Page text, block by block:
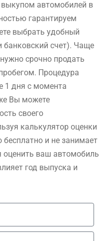
автомобилей в
гарантируем
выбрать удобный
счет). Чаще
срочно продать
Процедура
1 дня с момента
Вы можете
своего
калькулятор оценки
и не занимает
ваш автомобиль
год выпуска и